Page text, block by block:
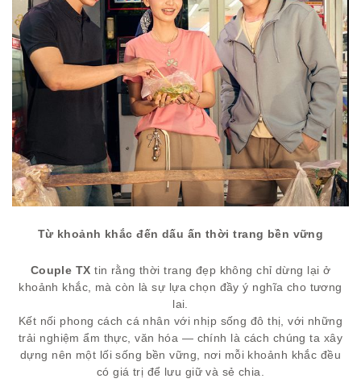
Từ khoảnh khắc đến dấu ấn thời trang bền vững
Couple TX tin rằng thời trang đẹp không chỉ dừng lại ở
khoảnh khắc, mà còn là sự lựa chọn đầy ý nghĩa cho tương
lai.
Kết nối phong cách cá nhân với nhịp sống đô thị, với những
trải nghiệm ẩm thực, văn hóa — chính là cách chúng ta xây
dựng nên một lối sống bền vững, nơi mỗi khoảnh khắc đều
có giá trị để lưu giữ và sẻ chia.